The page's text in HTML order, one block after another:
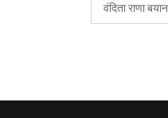
वंदिता राणा बयान